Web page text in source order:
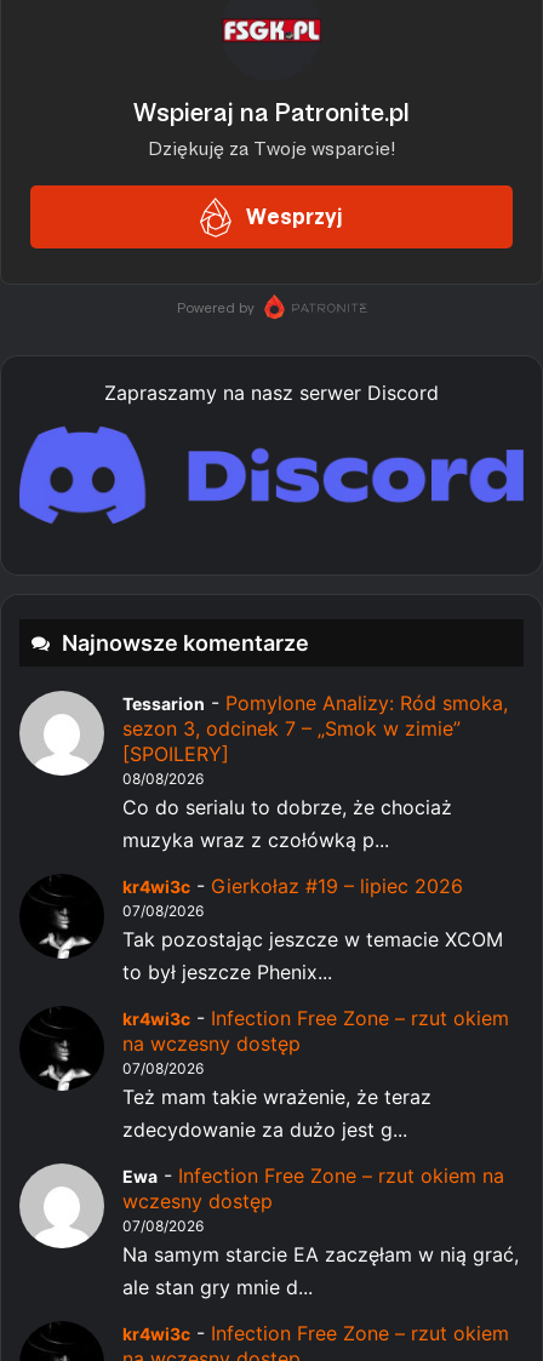
Zapraszamy na nasz serwer Discord
Najnowsze komentarze
Tessarion - Pomylone Analizy: Ród smoka,
sezon 3, odcinek 7 – „Smok w zimie”
[SPOILERY]
08/08/2026
Co do serialu to dobrze, że chociaż
muzyka wraz z czołówką p...
kr4wi3c - Gierkołaz #19 – lipiec 2026
07/08/2026
Tak pozostając jeszcze w temacie XCOM
to był jeszcze Phenix...
kr4wi3c - Infection Free Zone – rzut okiem
na wczesny dostęp
07/08/2026
Też mam takie wrażenie, że teraz
zdecydowanie za dużo jest g...
Ewa - Infection Free Zone – rzut okiem na
wczesny dostęp
07/08/2026
Na samym starcie EA zaczęłam w nią grać,
ale stan gry mnie d...
kr4wi3c - Infection Free Zone – rzut okiem